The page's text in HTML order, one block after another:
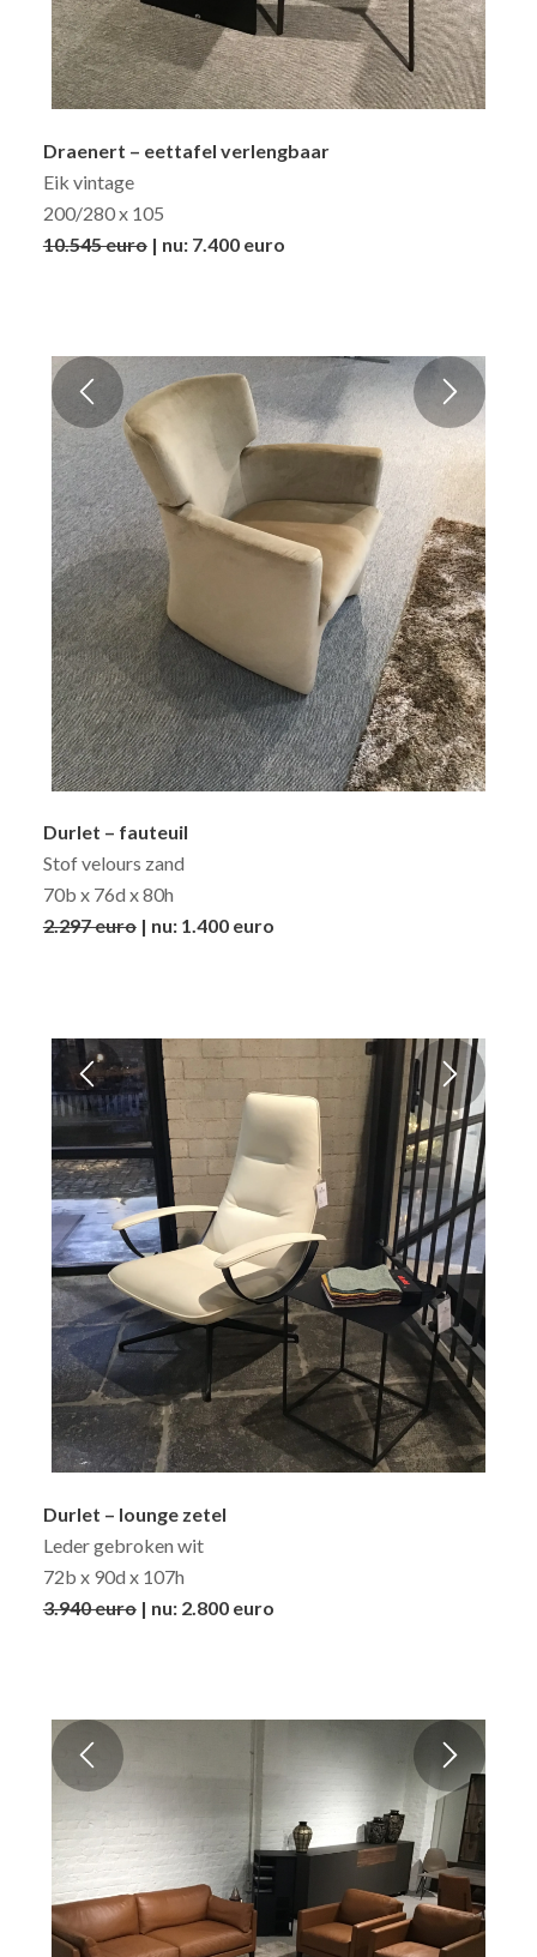
Draenert – eettafel verlengbaar
Eik vintage
200/280 x 105
10.545 euro| nu: 7.400 euro
Durlet – fauteuil
Stof velours zand
70b x 76d x 80h
2.297 euro| nu: 1.400 euro
Durlet – lounge zetel
Leder gebroken wit
72b x 90d x 107h
3.940 euro| nu: 2.800 euro